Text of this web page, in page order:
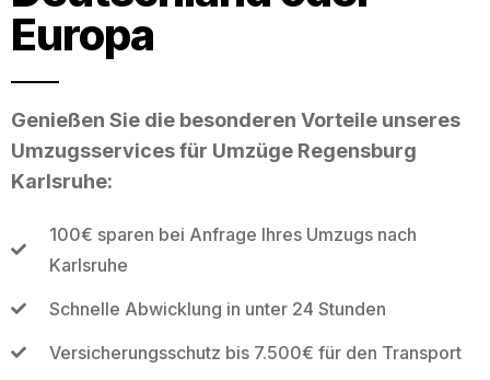
Europa
Genießen Sie die besonderen Vorteile unseres
Umzugsservices für Umzüge Regensburg
Karlsruhe:
100€ sparen bei Anfrage Ihres Umzugs nach
Karlsruhe
Schnelle Abwicklung in unter 24 Stunden
Versicherungsschutz bis 7.500€ für den Transport